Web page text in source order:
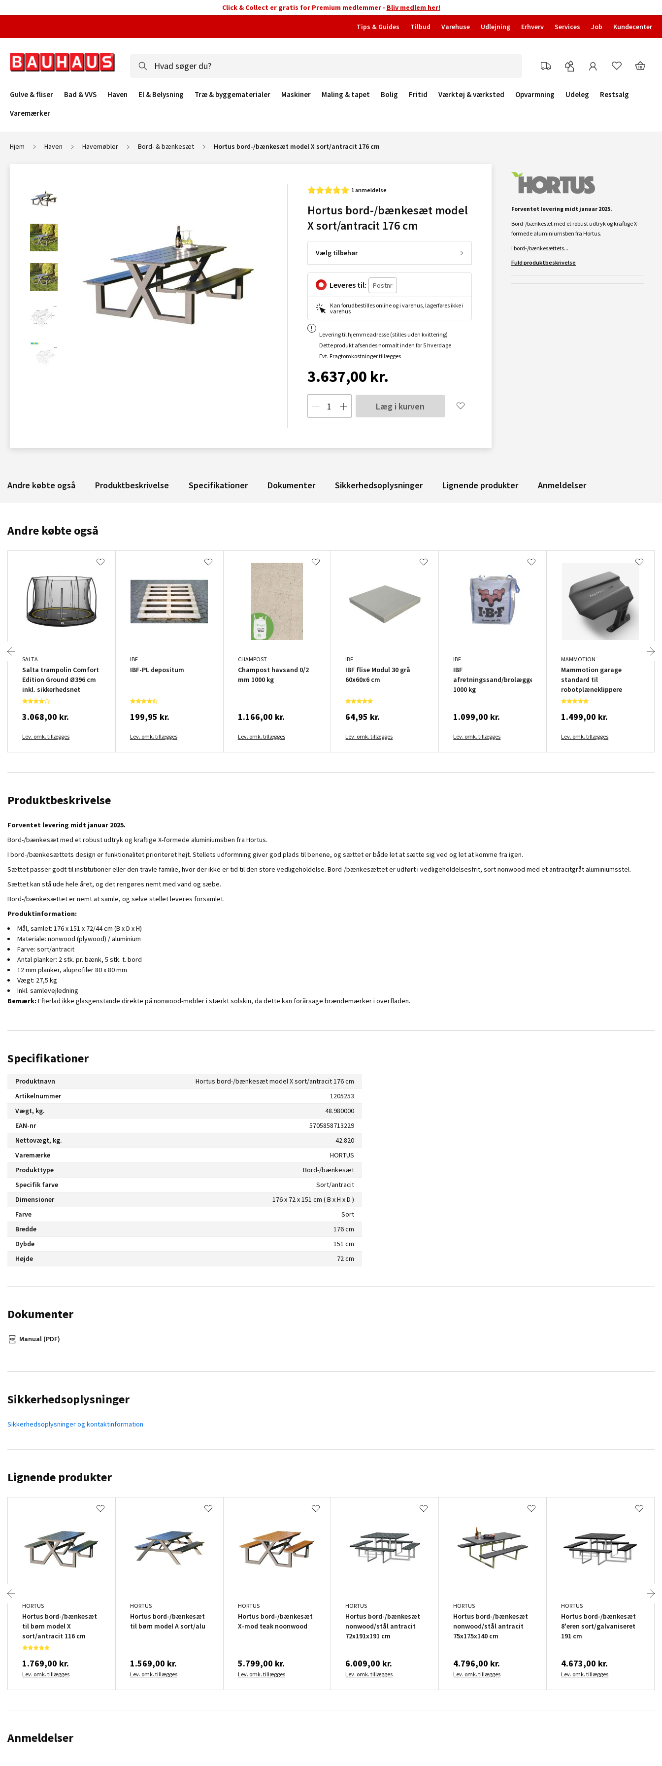
Click & Collect er gratis for Premium medlemmer - Bliv medlem her!
Tips & Guides Tilbud Varehuse Udlejning Erhverv Services Job Kundecenter
Gulve & fliser Bad & VVS Haven El & Belysning Træ & byggematerialer Maskiner Maling & tapet Bolig Fritid Værktøj & værksted Opvarmning Udeleg
Restsalg
Varemærker
Hjem Haven Havemøbler Bord- & bænkesæt Hortus bord-/bænkesæt model X sort/antracit 176 cm
1 anmeldelse
Hortus bord-/bænkesæt model
X sort/antracit 176 cm
Vælg tilbehør
Leveres til:
Kan forudbestilles online og i varehus, lagerføres ikke i
varehus
Levering til hjemmeadresse (stilles uden kvittering)
Dette produkt afsendes normalt inden for 5 hverdage
Evt. Fragtomkostninger tillægges
3.637,00 kr.
Læg i kurven
Forventet levering midt januar 2025.
Bord-/bænkesæt med et robust udtryk og kraftige X-
formede aluminiumsben fra Hortus.
I bord-/bænkesættets...
Fuld produktbeskrivelse
Andre købte også Produktbeskrivelse Specifikationer Dokumenter Sikkerhedsoplysninger Lignende produkter Anmeldelser
Andre købte også
SALTA
Salta trampolin Comfort
Edition Ground Ø396 cm
inkl. sikkerhedsnet
3.068,00 kr.
Lev. omk. tillægges
IBF
IBF-PL depositum
199,95 kr.
Lev. omk. tillægges
CHAMPOST
Champost havsand 0/2
mm 1000 kg
1.166,00 kr.
Lev. omk. tillægges
IBF
IBF flise Modul 30 grå
60x60x6 cm
64,95 kr.
Lev. omk. tillægges
IBF
IBF
afretningssand/brolæggersand
1000 kg
1.099,00 kr.
Lev. omk. tillægges
MAMMOTION
Mammotion garage
standard til
robotplæneklippere
1.499,00 kr.
Lev. omk. tillægges
Produktbeskrivelse
Forventet levering midt januar 2025.
Bord-/bænkesæt med et robust udtryk og kraftige X-formede aluminiumsben fra Hortus.
I bord-/bænkesættets design er funktionalitet prioriteret højt. Stellets udformning giver god plads til benene, og sættet er både let at sætte sig ved og let at komme fra igen.
Sættet passer godt til institutioner eller den travle familie, hvor der ikke er tid til den store vedligeholdelse. Bord-/bænkesættet er udført i vedligeholdelsesfrit, sort nonwood med et antracitgråt aluminiumsstel.
Sættet kan stå ude hele året, og det rengøres nemt med vand og sæbe.
Bord-/bænkesættet er nemt at samle, og selve stellet leveres forsamlet.
Produktinformation:
Mål, samlet: 176 x 151 x 72/44 cm (B x D x H)
Materiale: nonwood (plywood) / aluminium
Farve: sort/antracit
Antal planker: 2 stk. pr. bænk, 5 stk. t. bord
12 mm planker, aluprofiler 80 x 80 mm
Vægt: 27,5 kg
Inkl. samlevejledning
Bemærk: Efterlad ikke glasgenstande direkte på nonwood-møbler i stærkt solskin, da dette kan forårsage brændemærker i overfladen.
Specifikationer
Produktnavn
Hortus bord-/bænkesæt model X sort/antracit 176 cm
Artikelnummer
1205253
Vægt, kg.
48.980000
EAN-nr
5705858713229
Nettovægt, kg.
42.820
Varemærke
HORTUS
Produkttype
Bord-/bænkesæt
Specifik farve
Sort/antracit
Dimensioner
176 x 72 x 151 cm ( B x H x D )
Farve
Sort
Bredde
176 cm
Dybde
151 cm
Højde
72 cm
Dokumenter
Manual (PDF)
Sikkerhedsoplysninger
Sikkerhedsoplysninger og kontaktinformation
Lignende produkter
HORTUS
Hortus bord-/bænkesæt
til børn model X
sort/antracit 116 cm
1.769,00 kr.
Lev. omk. tillægges
HORTUS
Hortus bord-/bænkesæt
til børn model A sort/alu
1.569,00 kr.
Lev. omk. tillægges
HORTUS
Hortus bord-/bænkesæt
X-mod teak noonwood
5.799,00 kr.
Lev. omk. tillægges
HORTUS
Hortus bord-/bænkesæt
nonwood/stål antracit
72x191x191 cm
6.009,00 kr.
Lev. omk. tillægges
HORTUS
Hortus bord-/bænkesæt
nonwood/stål antracit
75x175x140 cm
4.796,00 kr.
Lev. omk. tillægges
HORTUS
Hortus bord-/bænkesæt
8’eren sort/galvaniseret
191 cm
4.673,00 kr.
Lev. omk. tillægges
Anmeldelser